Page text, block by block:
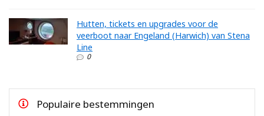
Hutten, tickets en upgrades voor de
veerboot naar Engeland (Harwich) van Stena
Line
0
Populaire bestemmingen